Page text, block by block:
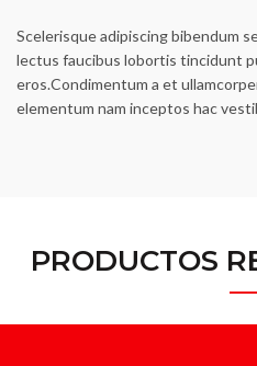
Scelerisque adipiscing bibendum
lectus faucibus lobortis tincidunt
eros.Condimentum a et
elementum nam inceptos hac
PRODUCTOS